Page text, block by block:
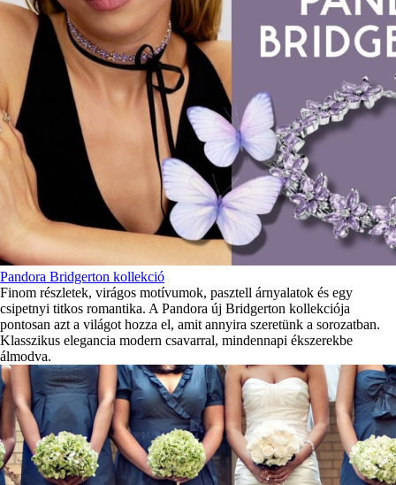
Pandora Bridgerton kollekció
Finom részletek, virágos motívumok, pasztell árnyalatok és egy
csipetnyi titkos romantika. A Pandora új Bridgerton kollekciója
pontosan azt a világot hozza el, amit annyira szeretünk a sorozatban.
Klasszikus elegancia modern csavarral, mindennapi ékszerekbe
álmodva.